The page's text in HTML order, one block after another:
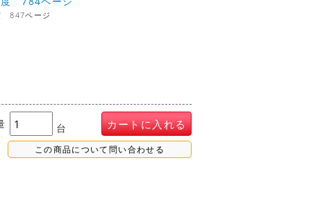
847ページ
台 カートに入れる
この商品について問い合わせる